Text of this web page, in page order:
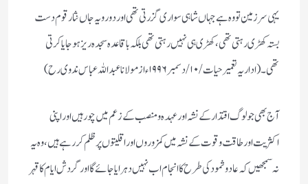
یہی سرزمین تو وہ ہے جہاں شاہی سواری گزرتی تھی اور دو رویہ جاں نثار قوم دست
بستہ کھڑی رہتی تھی، کھڑی ہی نہیں رہتی تھی بلکہ باقاعدہ سجدہ ریز ہو جایا کرتی
تھی۔( اداریہ تعمیر حیات /۱۰/ دسمبر ۱۹۹۶ء از مولانا عبد اللہ عباس ندوی رح)
آج بھی جو لوگ اقتدار کے نشہ اور عہدہ و منصب کے زعم میں چور ہیں اور اپنی
اکثریت اور طاقت و قوت کے نشہ میں کمزوروں اور اقلیتوں پر ظلم کر رہے ہیں، وہ یہ
نہ سمجھیں کہ عاد و ثمود کی طرح کا انجام اب نہیں دہرایا جائے گا اور گردش ایام کا قہر